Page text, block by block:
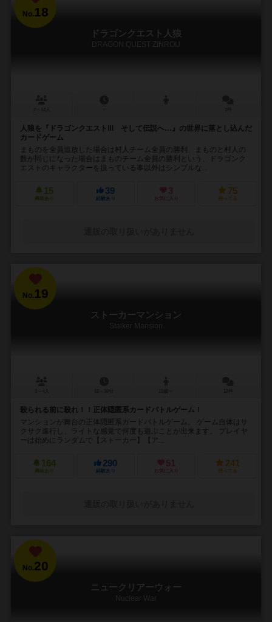
No.18
ドラゴンクエスト人狼
DRAGON QUEST ZINROU
人狼を『ドラゴンクエストⅢ そして伝説へ…』の世界に落とし込んだ
カードゲーム
まものを全員追放した場合は村人チーム全員の勝利、まものと村人の
数が同じになった場合はまものチーム全員の勝利という、ドラゴンク
エストのキャラクターを扱っている事以外はシンプルな...
15
興味あり
39
経験あり
3
お気に入り
75
持ってる
No.19
ストーカーマンション
Stalker Mansion
殺られる前に殺れ！！正体隠匿系カードバトルゲーム！
マンションが舞台の正体隠匿系カードバトルゲーム。 ゲーム自体はサ
クサク進行し、ライトな感覚で何度も遊ぶことが出来ます。 プレイヤ
ーは始めにランダムで【ストーカー】【ア...
164
興味あり
290
経験あり
51
お気に入り
241
持ってる
No.20
ニュークリアーウォー
Nuclear War